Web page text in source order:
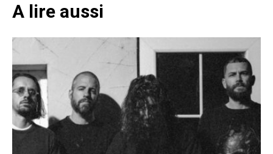
A lire aussi